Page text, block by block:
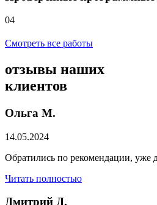
04
Смотреть все работы
отзывы наших
клиентов
Ольга М.
14.05.2024
Обратились по рекомендации, уже
Читать полностью
Дмитрий Д.